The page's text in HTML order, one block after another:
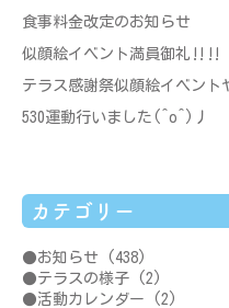
食事料金改定のお知らせ
似顔絵イベント満員御礼‼‼
テラス感謝祭似顔絵イベント
530運動行いました(^o^)丿
カテゴリー
お知らせ (438)
テラスの様子 (2)
活動カレンダー (2)